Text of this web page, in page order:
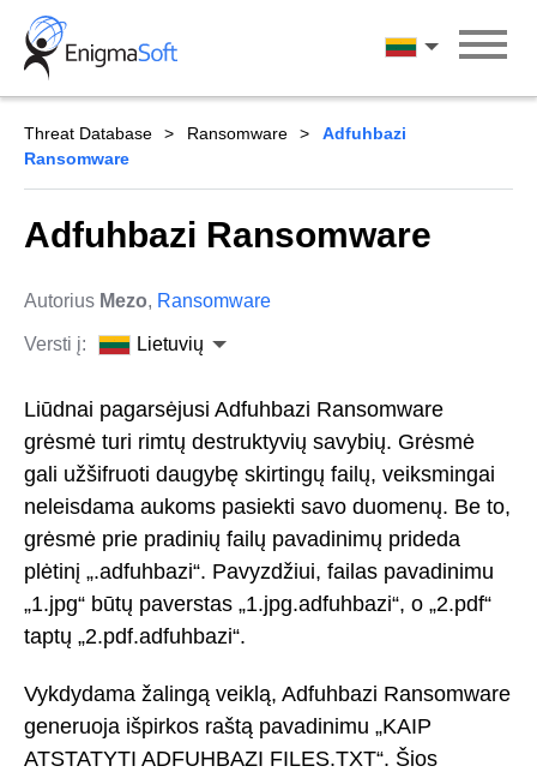
Skip
content
Lietuvių
Threat Database Ransomware
Adfuhbazi
Ransomware
Adfuhbazi Ransomware
Autorius Mezo, Ransomware
Versti į: Lietuvių
Liūdnai pagarsėjusi Adfuhbazi Ransomware
grėsmė turi rimtų destruktyvių savybių. Grėsmė
gali užšifruoti daugybę skirtingų failų, veiksmingai
neleisdama aukoms pasiekti savo duomenų. Be to,
grėsmė prie pradinių failų pavadinimų prideda
plėtinį „.adfuhbazi“. Pavyzdžiui, failas pavadinimu
„1.jpg“ būtų paverstas „1.jpg.adfuhbazi“, o „2.pdf“
taptų „2.pdf.adfuhbazi“.
Vykdydama žalingą veiklą, Adfuhbazi Ransomware
generuoja išpirkos raštą pavadinimu „KAIP
ATSTATYTI ADFUHBAZI FILES.TXT“. Šios